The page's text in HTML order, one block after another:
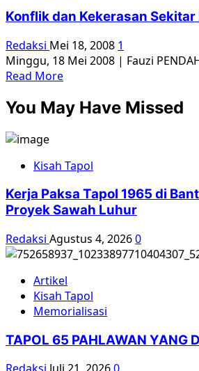
Konflik dan Kekerasan
Redaksi Mei 18, 2008 1
Minggu, 18 Mei 2008 | Fauzi
Read MoreRead
about
Konflik
Sekitar
Reform
Tahun
1967
You May Have Missed
Kisah Tapol
Kerja Paksa Tapol 1965 di
Proyek Sawah Luhur
Redaksi Agustus 4, 20260
Artikel
Kisah Tapol
Memorialisasi
TAPOL 65 PAHLAWAN YANG